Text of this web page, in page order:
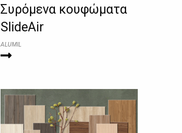
Συρόμενα κουφώματα
SlideAir
ALUMIL